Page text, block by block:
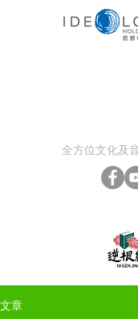
全方位文化及
文章